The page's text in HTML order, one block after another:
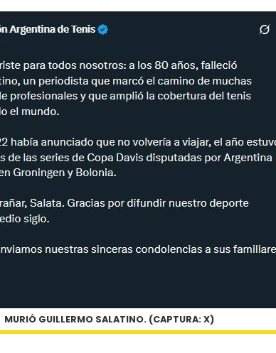
MURIÓ GUILLERMO SALATINO. (CAPTURA: X)